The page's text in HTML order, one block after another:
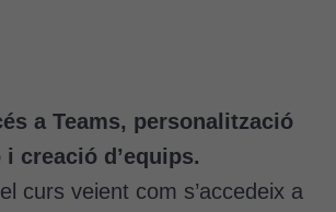
a Teams, personalització
i creació d’equips.
curs veient com s’accedeix a